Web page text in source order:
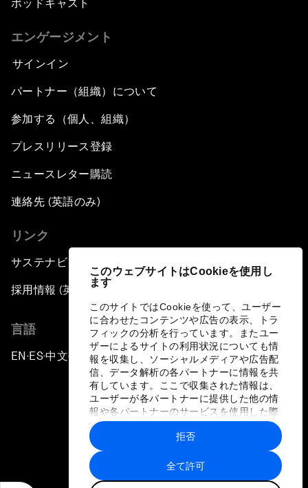
このウェブサイトはCookieを使用し
ます
このサイトではCookieを使って、ユーザー
に合わせたコンテンツや広告の表示、トラ
フィックの分析を行っています。またユー
ザーによるサイトの利用状況についても情
報を収集し、ソーシャルメディアや広告配
信、データ解析の各パートナーに情報を共
有しています。ここで収集された情報は、
ユーザーが各パートナーに提供した他の情
報や各パートナーのサービスを使用した際
に収集された情報と組み合わされ、各パー
トナーによって使用されることがありま
す。
全て許可
拒否
ポッドキャスト
エンゲージメント
サインイン
パートナー（組織）について
参加する（個人、組織）
プレスリリース登録
ニュースレター購読
連絡先 (英語のみ)
リンク
サステナビリティへの取り組み
採用情報 (英語のみ)
言語
EN ▪ES▪中文▪ 日本語
プライバシーポリシーと利用規約
サイトマップ